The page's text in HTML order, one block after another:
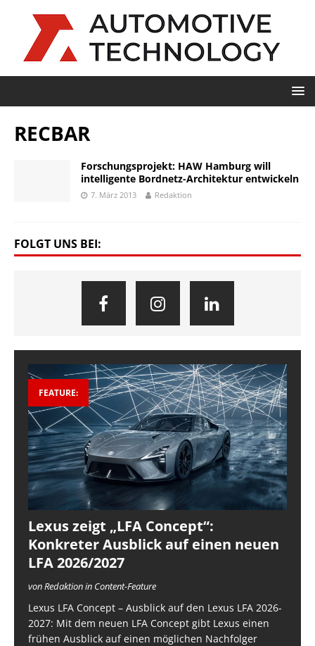
RECBAR
Forschungsprojekt: HAW Hamburg will
intelligente Bordnetz-Architektur entwickeln
7. März 2013 Redaktion
FOLGT UNS BEI:
FEATURE:
Lexus zeigt „LFA Concept“:
Konkreter Ausblick auf einen neuen
LFA 2026/2027
von Redaktion in Content-Feature
Lexus LFA Concept – Ausblick auf den Lexus LFA 2026-
2027: Mit dem neuen LFA Concept gibt Lexus einen
frühen Ausblick auf einen möglichen Nachfolger